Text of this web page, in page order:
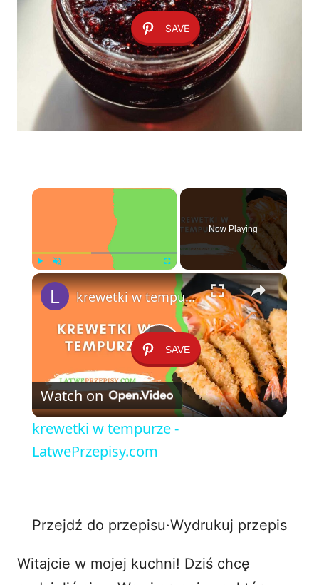
SAVE
×
Fullscreen
Now Playing
×
SAVE
P
l
V
krewetki w tempurze - LatwePrzepisy.com
Watch on
krewetki w tempurze -
LatwePrzepisy.com
Przejdź do przepisu·Wydrukuj przepis
Witajcie w mojej kuchni! Dziś chcę